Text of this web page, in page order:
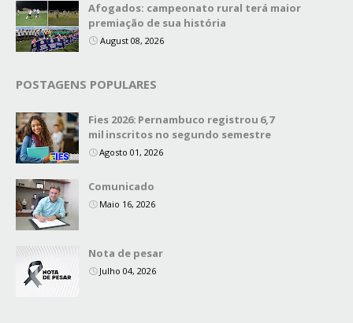
Afogados: campeonato rural terá maior
premiação de sua história
August 08, 2026
POSTAGENS POPULARES
Fies 2026: Pernambuco registrou 6,7
mil inscritos no segundo semestre
Agosto 01, 2026
Comunicado
Maio 16, 2026
Nota de pesar
Julho 04, 2026